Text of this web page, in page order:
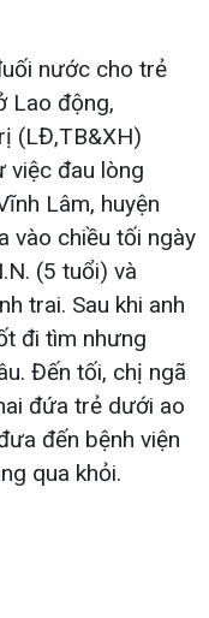
nước cho trẻ
Lao động,
(LĐ,TB&XH)
việc đau lòng
Lâm, huyện
vào chiều tối ngày
(5 tuổi) và
trai. Sau khi anh
đi tìm nhưng
Đến tối, chị ngã
đứa trẻ dưới ao
đến bệnh viện
qua khỏi.